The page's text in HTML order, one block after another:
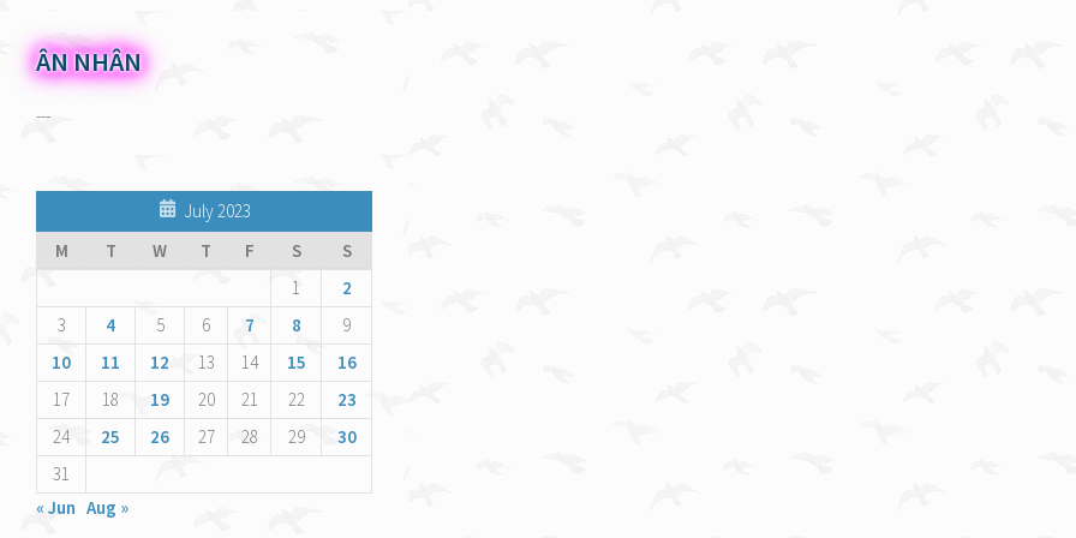
ÂN NHÂN
---
July 2023
M
T W T F S
S
1
2
3
4 5 6 7 8
9
10
11 12 13 14 15
16
17
18 19 20 21 22
23
24
25 26 27 28 29
30
31
« Jun Aug »